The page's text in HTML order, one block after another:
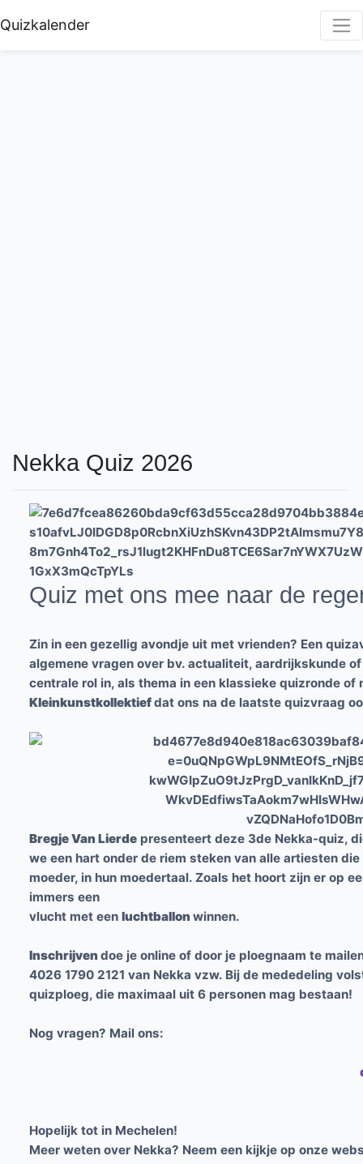
Quizkalender
Nekka Quiz 2026
Quiz met ons mee naar de
Zin in een gezellig avondje uit met vrienden? Een
algemene vragen over bv. actualiteit, aardrijkskunde
centrale rol in, als thema in een klassieke quizronde
Kleinkunstkollektiefdat ons na de laatste quizvraag
Bregje Van Lierde presenteert deze 3de Nekka-quiz,
we een hart onder de riem steken van alle artiesten
moeder, in hun moedertaal. Zoals het hoort zijn er op
immers een
vlucht met een luchtballon winnen.
Inschrijven doe je online of door je ploegnaam te
4026 1790 2121 van Nekka vzw. Bij de mededeling
quizploeg, die maximaal uit 6 personen mag bestaan!
Nog vragen? Mail ons:
Hopelijk tot in Mechelen!
Meer weten over Nekka? Neem een kijkje op onze